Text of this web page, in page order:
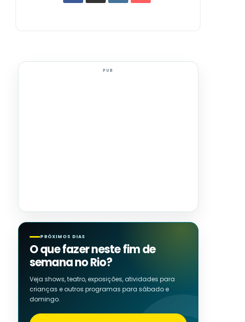
PUB
PRÓXIMOS DIAS
O que fazer neste fim de
semana no Rio?
Veja shows, teatro, exposições, atividades para
crianças e outros programas para sábado e
domingo.